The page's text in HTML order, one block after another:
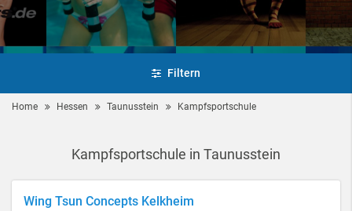
Filtern
Home Hessen Taunusstein Kampfsportschule
Kampfsportschule in Taunusstein
Wing Tsun Concepts Kelkheim